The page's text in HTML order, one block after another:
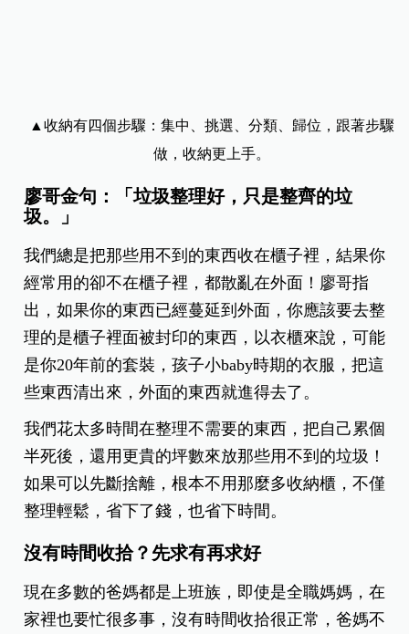
▲收納有四個步驟：集中、挑選、分類、歸位，跟著步驟
做，收納更上手。
廖哥金句：「垃圾整理好，只是整齊的垃
圾。」
我們總是把那些用不到的東西收在櫃子裡，結果你
經常用的卻不在櫃子裡，都散亂在外面！廖哥指
出，如果你的東西已經蔓延到外面，你應該要去整
理的是櫃子裡面被封印的東西，以衣櫃來說，可能
是你20年前的套裝，孩子小baby時期的衣服，把這
些東西清出來，外面的東西就進得去了。
我們花太多時間在整理不需要的東西，把自己累個
半死後，還用更貴的坪數來放那些用不到的垃圾！
如果可以先斷捨離，根本不用那麼多收納櫃，不僅
整理輕鬆，省下了錢，也省下時間。
沒有時間收拾？先求有再求好
現在多數的爸媽都是上班族，即使是全職媽媽，在
家裡也要忙很多事，沒有時間收拾很正常，爸媽不